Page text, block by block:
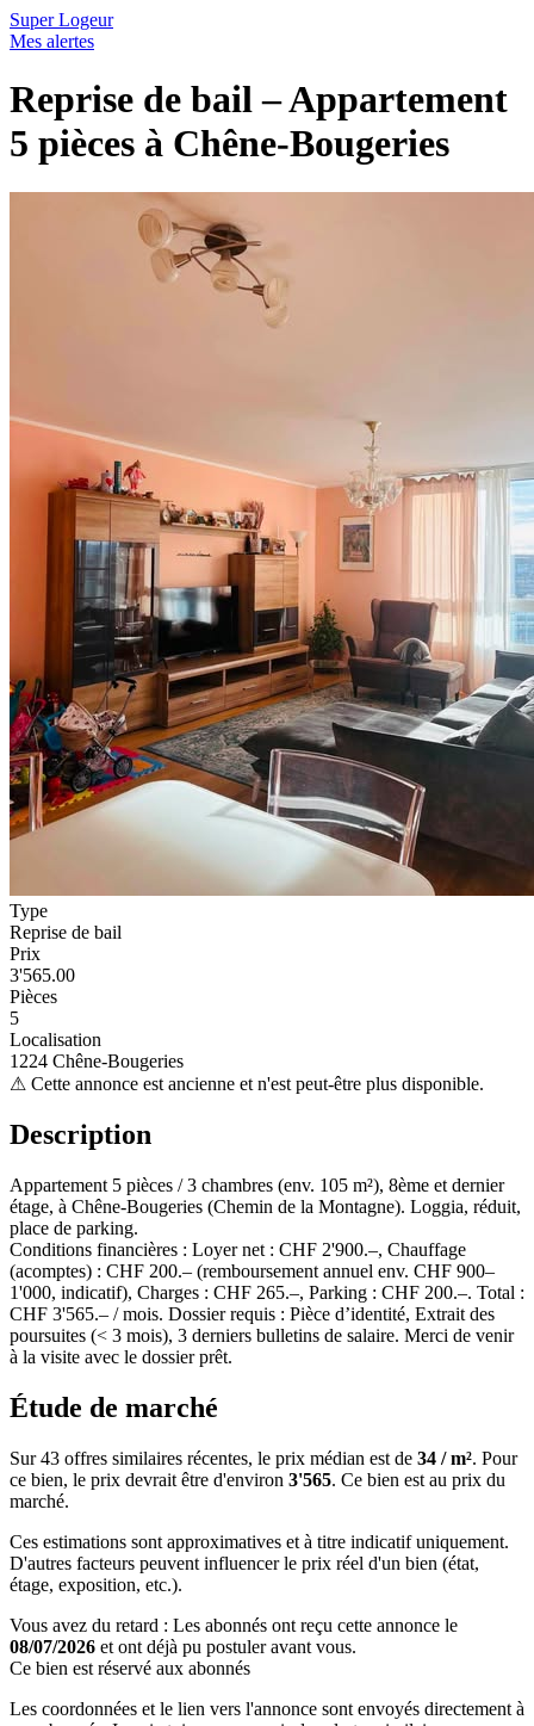
Super Logeur
Mes alertes
Reprise de bail – Appartement
5 pièces à Chêne-Bougeries
Type
Reprise de bail
Prix
3'565.00
Pièces
5
Localisation
1224 Chêne-Bougeries
⚠ Cette annonce est ancienne et n'est peut-être plus disponible.
Description
Appartement 5 pièces / 3 chambres (env. 105 m²), 8ème et dernier
étage, à Chêne-Bougeries (Chemin de la Montagne). Loggia, réduit,
place de parking.
Conditions financières : Loyer net : CHF 2'900.–, Chauffage
(acomptes) : CHF 200.– (remboursement annuel env. CHF 900–
1'000, indicatif), Charges : CHF 265.–, Parking : CHF 200.–. Total :
CHF 3'565.– / mois. Dossier requis : Pièce d’identité, Extrait des
poursuites (< 3 mois), 3 derniers bulletins de salaire. Merci de venir
à la visite avec le dossier prêt.
Étude de marché
Sur 43 offres similaires récentes, le prix médian est de 34 / m². Pour
ce bien, le prix devrait être d'environ 3'565. Ce bien est au prix du
marché.
Ces estimations sont approximatives et à titre indicatif uniquement.
D'autres facteurs peuvent influencer le prix réel d'un bien (état,
étage, exposition, etc.).
Vous avez du retard : Les abonnés ont reçu cette annonce le
08/07/2026 et ont déjà pu postuler avant vous.
Ce bien est réservé aux abonnés
Les coordonnées et le lien vers l'annonce sont envoyés directement à